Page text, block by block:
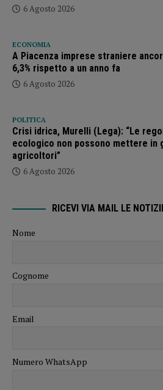
6 Agosto 2026
ECONOMIA
A Piacenza imprese straniere
6,3% rispetto a un anno fa
6 Agosto 2026
POLITICA
Crisi idrica, Murelli (Lega): “Le
ecologico non possono mettere in
agricoltori”
6 Agosto 2026
RICEVI VIA MAIL LE
Nome
Cognome
Email
Numero WhatsApp